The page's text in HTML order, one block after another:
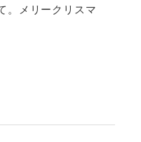
。メリークリスマ